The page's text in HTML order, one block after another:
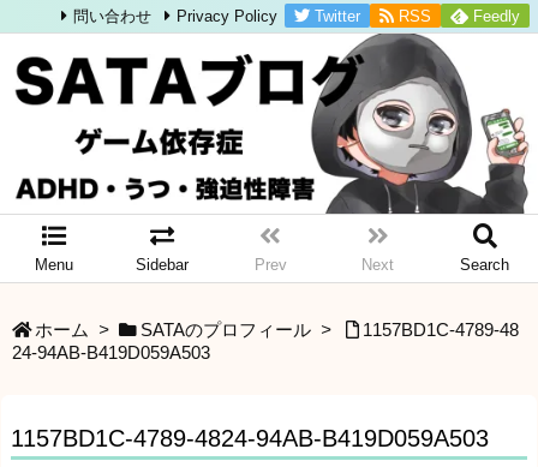
Menu Sidebar Prev Next Search
問い合わせ Privacy Policy Twitter RSS Feedly
ホーム > SATAのプロフィール >
1157BD1C-4789-48
24-94AB-B419D059A503
1157BD1C-4789-4824-94AB-B419D059A503